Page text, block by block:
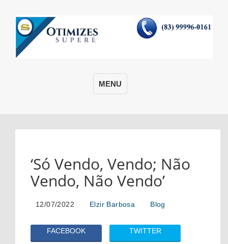
MENU
‘Só Vendo, Vendo; Não
Vendo, Não Vendo’
12/07/2022 Elzir Barbosa Blog
FACEBOOK TWITTER